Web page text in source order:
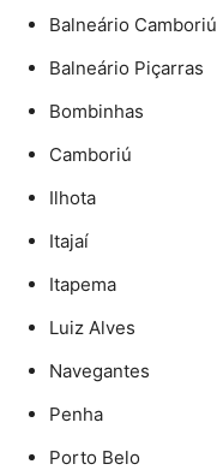
Balneário Camboriú
Balneário Piçarras
Bombinhas
Camboriú
Ilhota
Itajaí
Itapema
Luiz Alves
Navegantes
Penha
Porto Belo